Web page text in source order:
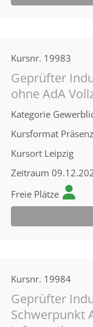
Kursnr. 19983
Geprüfter
ohne AdA
Kategorie
Kursformat Präsenz
Kursort Leipzig
Zeitraum
Freie Plätze
Kursnr. 19984
Geprüfter
Schwerpunkt